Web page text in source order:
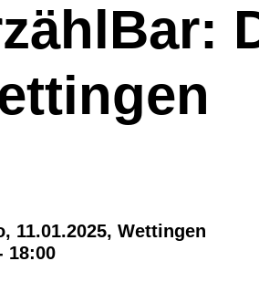
11.01.2025, Wettingen
18:00